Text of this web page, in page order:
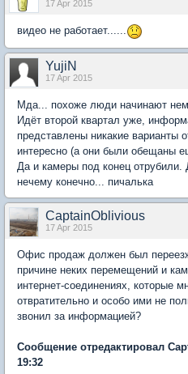
17 Apr 2015
видео не работает......
YujiN
17 Apr 2015
Мда... похоже люди начинают
Идёт второй квартал уже,
представлены никакие варианты
интересно (а они были обещаны
Да и камеры под конец
нечему конечно... пичалька
CaptainOblivious
17 Apr 2015
Офис продаж должен был
причине неких перемещений и
интернет-соединениях, которые
отвратительно и особо ими не
звонил за информацией?
Сообщение отредактировал
19:32